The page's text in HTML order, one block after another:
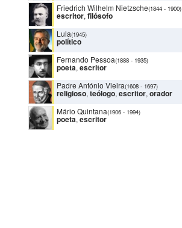
Friedrich Wilhelm Nietzsche(1844 - 1900)
escritor, filósofo
Lula(1945)
político
Fernando Pessoa(1888 - 1935)
poeta, escritor
Padre António Vieira(1608 - 1697)
religioso, teólogo, escritor, orador
Mário Quintana(1906 - 1994)
poeta, escritor